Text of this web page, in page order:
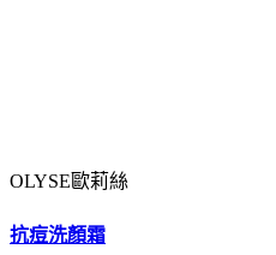
OLYSE歐莉絲
抗痘洗顏霜